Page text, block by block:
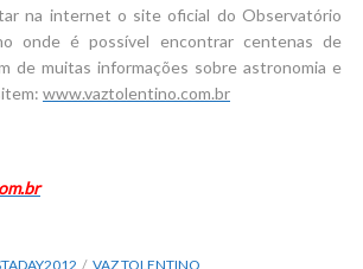
na internet o site oficial do Observatório
onde é possível encontrar centenas de
de muitas informações sobre astronomia e
www.vaztolentino.com.br
VAZ TOLENTINO